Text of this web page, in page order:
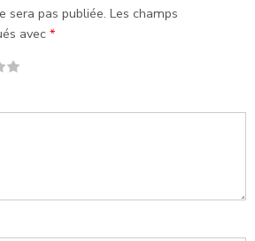
sera pas publiée. Les champs
avec *